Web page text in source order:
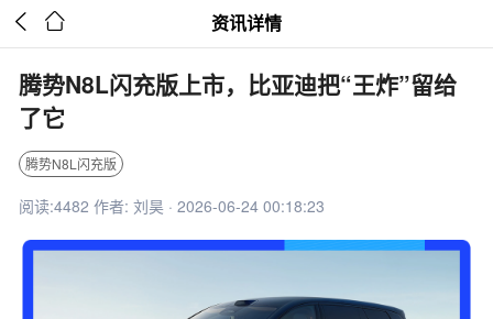
  资讯详情
腾势N8L闪充版上市，比亚迪把“王炸”留给
了它
腾势N8L闪充版
阅读:4482 作者: 刘昊 · 2026-06-24 00:18:23